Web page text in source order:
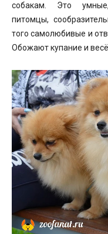
собакам. Это
питомцы,
того самолюбивые и
Обожают купание и